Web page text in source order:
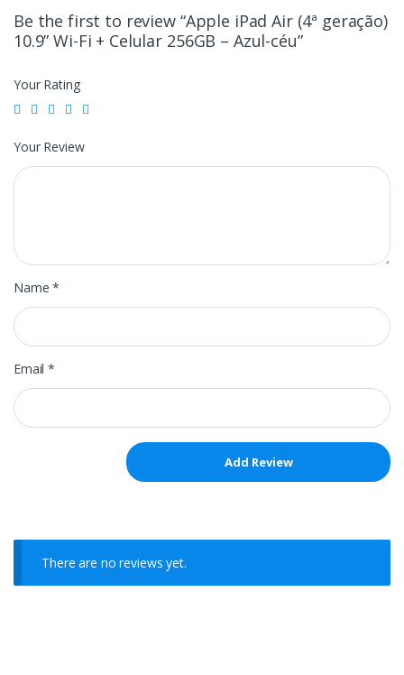
Be the first to review “Apple iPad Air (4ª geração)
10.9” Wi-Fi + Celular 256GB – Azul-céu”
Your Rating
Your Review
Name*
Email*
There are no reviews yet.